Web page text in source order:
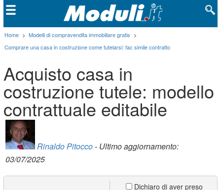
Home > Modelli di compravendita immobiliare gratis >
Comprare una casa in costruzione come tutelarsi: fac simile contratto
Acquisto casa in
costruzione tutele: modello
contrattuale editabile
Rinaldo Pitocco- Ultimo aggiornamento:
03/07/2025
Dichiaro di aver preso